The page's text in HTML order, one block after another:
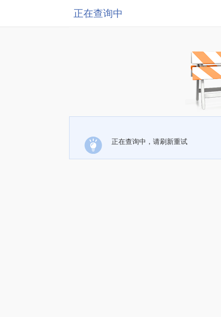
正在查询中
正在查询中，请刷新重试